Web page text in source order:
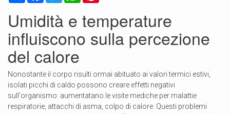
Umidità e temperature
influiscono sulla percezione
del calore
Nonostante il corpo risulti ormai abituato ai valori termici estivi,
isolati picchi di caldo possono creare effetti negativi
sull'organismo: aumentatano le visite mediche per malattie
respiratorie, attacchi di asma, colpo di calore. Questi problemi